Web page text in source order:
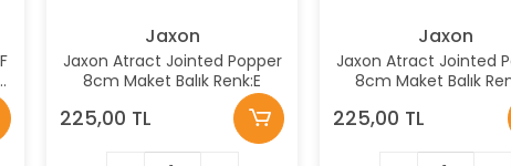
Jaxon
Jaxon Atract Jointed Popper
8cm Maket Balık Renk:E
225,00 TL
Jaxon
Jaxon Atract Jointed
8cm Maket Balık
225,00 TL